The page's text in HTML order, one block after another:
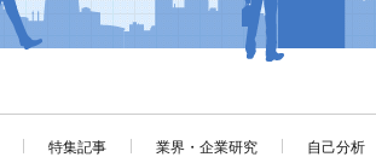
特集記事 業界・企業研究 自己分析